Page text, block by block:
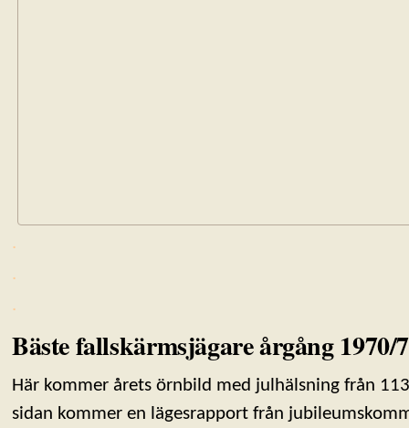
.
.
.
Bäste fallskärmsjägare årgång 1970/
Här kommer årets örnbild med julhälsning från
sidan kommer en lägesrapport från